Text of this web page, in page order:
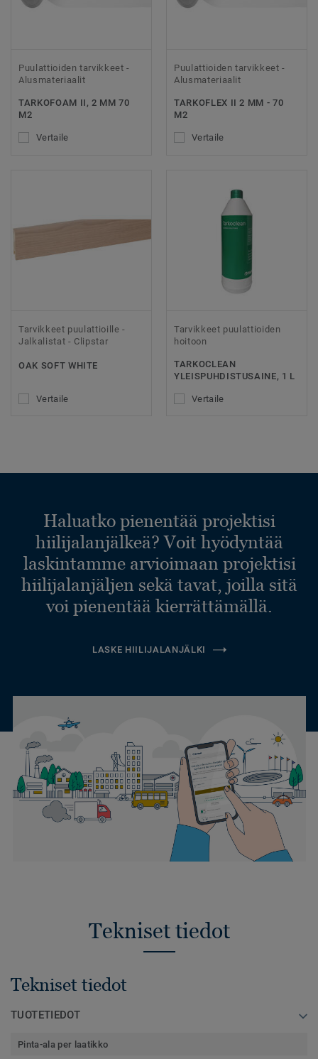
Puulattioiden tarvikkeet -
Alusmateriaalit
TARKOFOAM II, 2 MM 70
M2
Vertaile
Puulattioiden tarvikkeet -
Alusmateriaalit
TARKOFLEX II 2 MM - 70
M2
Vertaile
Tarvikkeet puulattioille -
Jalkalistat - Clipstar
OAK SOFT WHITE
Vertaile
Tarvikkeet puulattioiden
hoitoon
TARKOCLEAN
YLEISPUHDISTUSAINE, 1 L
Vertaile
Haluatko pienentää projektisi
hiilijalanjälkeä? Voit hyödyntää
laskintamme arvioimaan projektisi
hiilijalanjäljen sekä tavat, joilla sitä
voi pienentää kierrättämällä.
LASKE HIILIJALANJÄLKI
Tekniset tiedot
Tekniset tiedot
TUOTETIEDOT
Pinta-ala per laatikko